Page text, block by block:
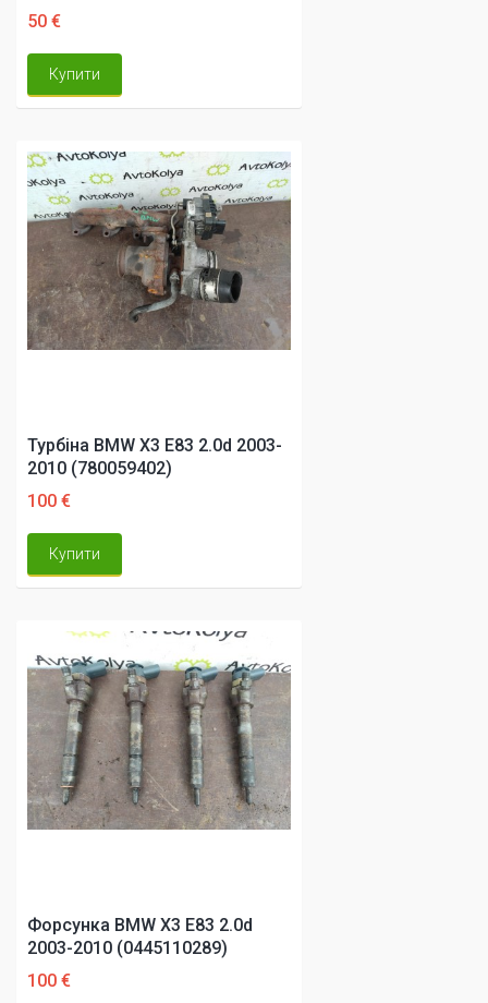
50 €
Купити
Турбіна BMW X3 E83 2.0d 2003-
2010 (780059402)
100 €
Купити
Форсунка BMW X3 E83 2.0d
2003-2010 (0445110289)
100 €